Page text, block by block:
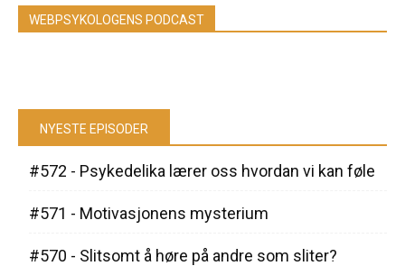
WEBPSYKOLOGENS PODCAST
NYESTE EPISODER
#572 - Psykedelika lærer oss hvordan vi kan føle
#571 - Motivasjonens mysterium
#570 - Slitsomt å høre på andre som sliter?